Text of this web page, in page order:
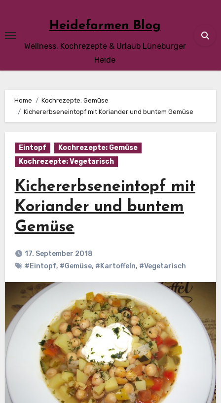
content
Heidefarmen Blog
Wellness, Kochrezepte & Urlaub Lüneburger
Heide
Home
Kochrezepte: Gemüse
Kichererbseneintopf mit Koriander und buntem Gemüse
Eintopf
Kochrezepte: Gemüse
Kochrezepte: Vegetarisch
Kichererbseneintopf mit
Koriander und buntem
Gemüse
17. September 2018
#Eintopf, #Gemüse, #Kartoffeln, #Vegetarisch